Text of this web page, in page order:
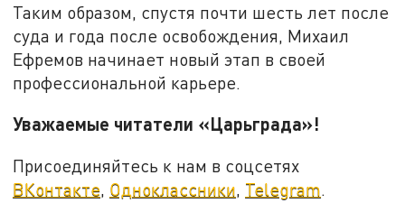
Таким образом, спустя почти шесть лет после
суда и года после освобождения, Михаил
Ефремов начинает новый этап в своей
профессиональной карьере.
Уважаемые читатели «Царьграда»!
Присоединяйтесь к нам в соцсетях
ВКонтакте, Одноклассники, Telegram.